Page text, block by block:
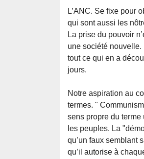
L’ANC. Se fixe pour
qui sont aussi les
La prise du pouvoir
une société
tout ce qui en a
jours.
Notre aspiration au
termes. "
sens propre du terme
les peuples. La
qu’un faux semblant
qu’il autorise à